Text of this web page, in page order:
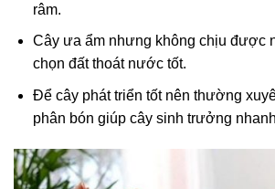
râm.
Cây ưa ẩm nhưng không chịu được
chọn đất thoát nước tốt.
Để cây phát triển tốt nên thường
phân bón giúp cây sinh trưởng